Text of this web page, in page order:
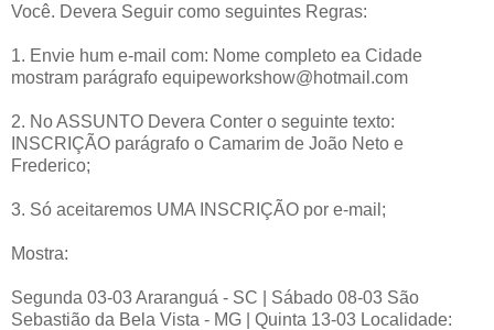
Você. Devera Seguir como seguintes Regras:
1. Envie hum e-mail com: Nome completo ea Cidade
mostram parágrafo equipeworkshow@hotmail.com
2. No ASSUNTO Devera Conter o seguinte texto:
INSCRIÇÃO parágrafo o Camarim de João Neto e
Frederico;
3. Só aceitaremos UMA INSCRIÇÃO por e-mail;
Mostra:
Segunda 03-03 Araranguá - SC | Sábado 08-03 São
Sebastião da Bela Vista - MG | Quinta 13-03 Localidade: